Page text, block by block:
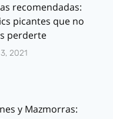
recomendadas:
picantes que no
perderte
2021
y Mazmorras: